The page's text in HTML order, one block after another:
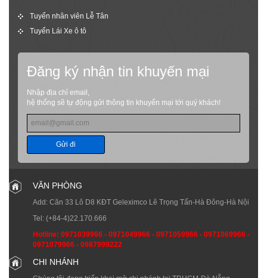
Tuyển nhân viên Lễ Tân
Tuyển Lái Xe ô tô
Đăng ký nhận tin khuyến mại
Nhập địa chỉ email,
hệ thống sẽ tự động gửi thông tin khuyến mại tới quý khách!
Gửi đi
VĂN PHÒNG
Add: Căn 33 Lô D8 KĐT Geleximco Lê Trọng Tấn-Hà Đông-Hà Nội
Tel: (+84-4)22.170.666
Hotline: 0971039966 - 0971049966 - 0971059966 - 0971069966 -
0971079966 - 0987999222
CHI NHÁNH